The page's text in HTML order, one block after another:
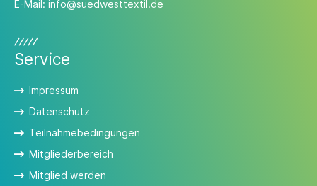
E-Mail: info@suedwesttextil.de
Service
Impressum
Datenschutz
Teilnahmebedingungen
Mitgliederbereich
Mitglied werden